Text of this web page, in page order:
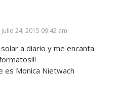
SAYS:
julio 24, 2015 09:42 am
a diario y me encanta
es Monica Nietwach